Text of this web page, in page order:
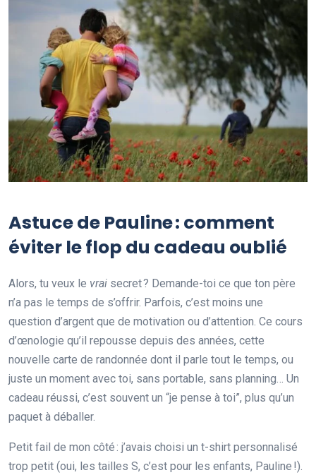
Astuce de Pauline : comment
éviter le flop du cadeau oublié
Alors, tu veux le vrai secret ? Demande-toi ce que ton père
n’a pas le temps de s’offrir. Parfois, c’est moins une
question d’argent que de motivation ou d’attention. Ce cours
d’œnologie qu’il repousse depuis des années, cette
nouvelle carte de randonnée dont il parle tout le temps, ou
juste un moment avec toi, sans portable, sans planning… Un
cadeau réussi, c’est souvent un “je pense à toi”, plus qu’un
paquet à déballer.
Petit fail de mon côté : j’avais choisi un t-shirt personnalisé
trop petit (oui, les tailles S, c’est pour les enfants, Pauline !).